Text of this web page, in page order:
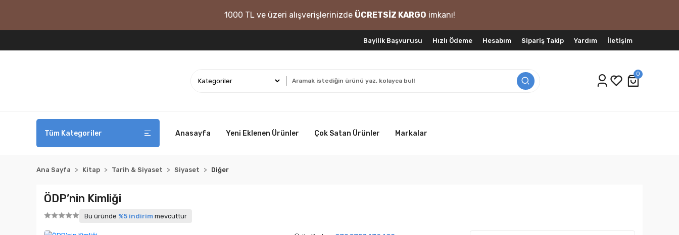
1000 TL ve üzeri alışverişlerinizde ÜCRETSİZ KARGO imkanı!
Bayilik Başvurusu Hızlı Ödeme Hesabım Sipariş Takip Yardım İletişim
0
Tüm Kategoriler Anasayfa Yeni Eklenen Ürünler Çok Satan Ürünler Markalar
Ana Sayfa Kitap Tarih & Siyaset Siyaset Diğer
ÖDP’nin Kimliği
Bu üründe %5 indirim mevcuttur